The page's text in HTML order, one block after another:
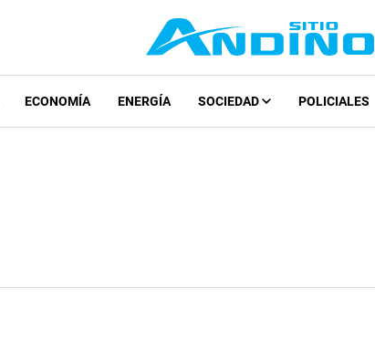
ECONOMÍA ENERGÍA SOCIEDAD POLICIALES